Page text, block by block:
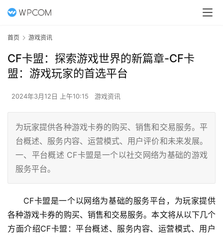
首页 游戏资讯
CF卡盟：探索游戏世界的新篇章-CF卡
盟：游戏玩家的首选平台
2024年3月12日 上午10:15 游戏资讯
为玩家提供各种游戏卡券的购买、销售和交易服务。平
台概述、服务内容、运营模式、用户评价和未来发展。
一、平台概述 CF卡盟是一个以社交网络为基础的游戏
服务平台。
CF卡盟是一个以网络为基础的服务平台，为玩家提供
各种游戏卡券的购买、销售和交易服务。本文将从以下几个
方面介绍CF卡盟：平台概述、服务内容、运营模式、用户